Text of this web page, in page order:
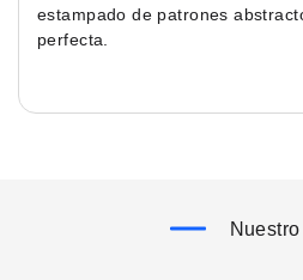
estampado de patrones
perfecta.